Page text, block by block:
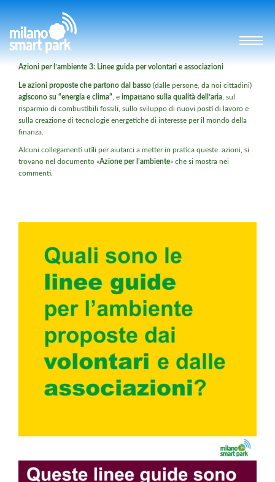
Azioni per l’ambiente 3: Linee guida per volontari e associazioni
Le azioni proposte che partono dal basso (dalle persone, da noi cittadini)
agiscono su “energia e clima” , e impattano sulla qualità dell’aria , sul
risparmio di combustibili fossili, sullo sviluppo di nuovi posti di lavoro e
sulla creazione di tecnologie energetiche di interesse per il mondo della
finanza.
Alcuni collegamenti utili per aiutarci a metter in pratica queste azioni, si
trovano nel documento «Azione per l’ambiente» che si mostra nei
commenti.